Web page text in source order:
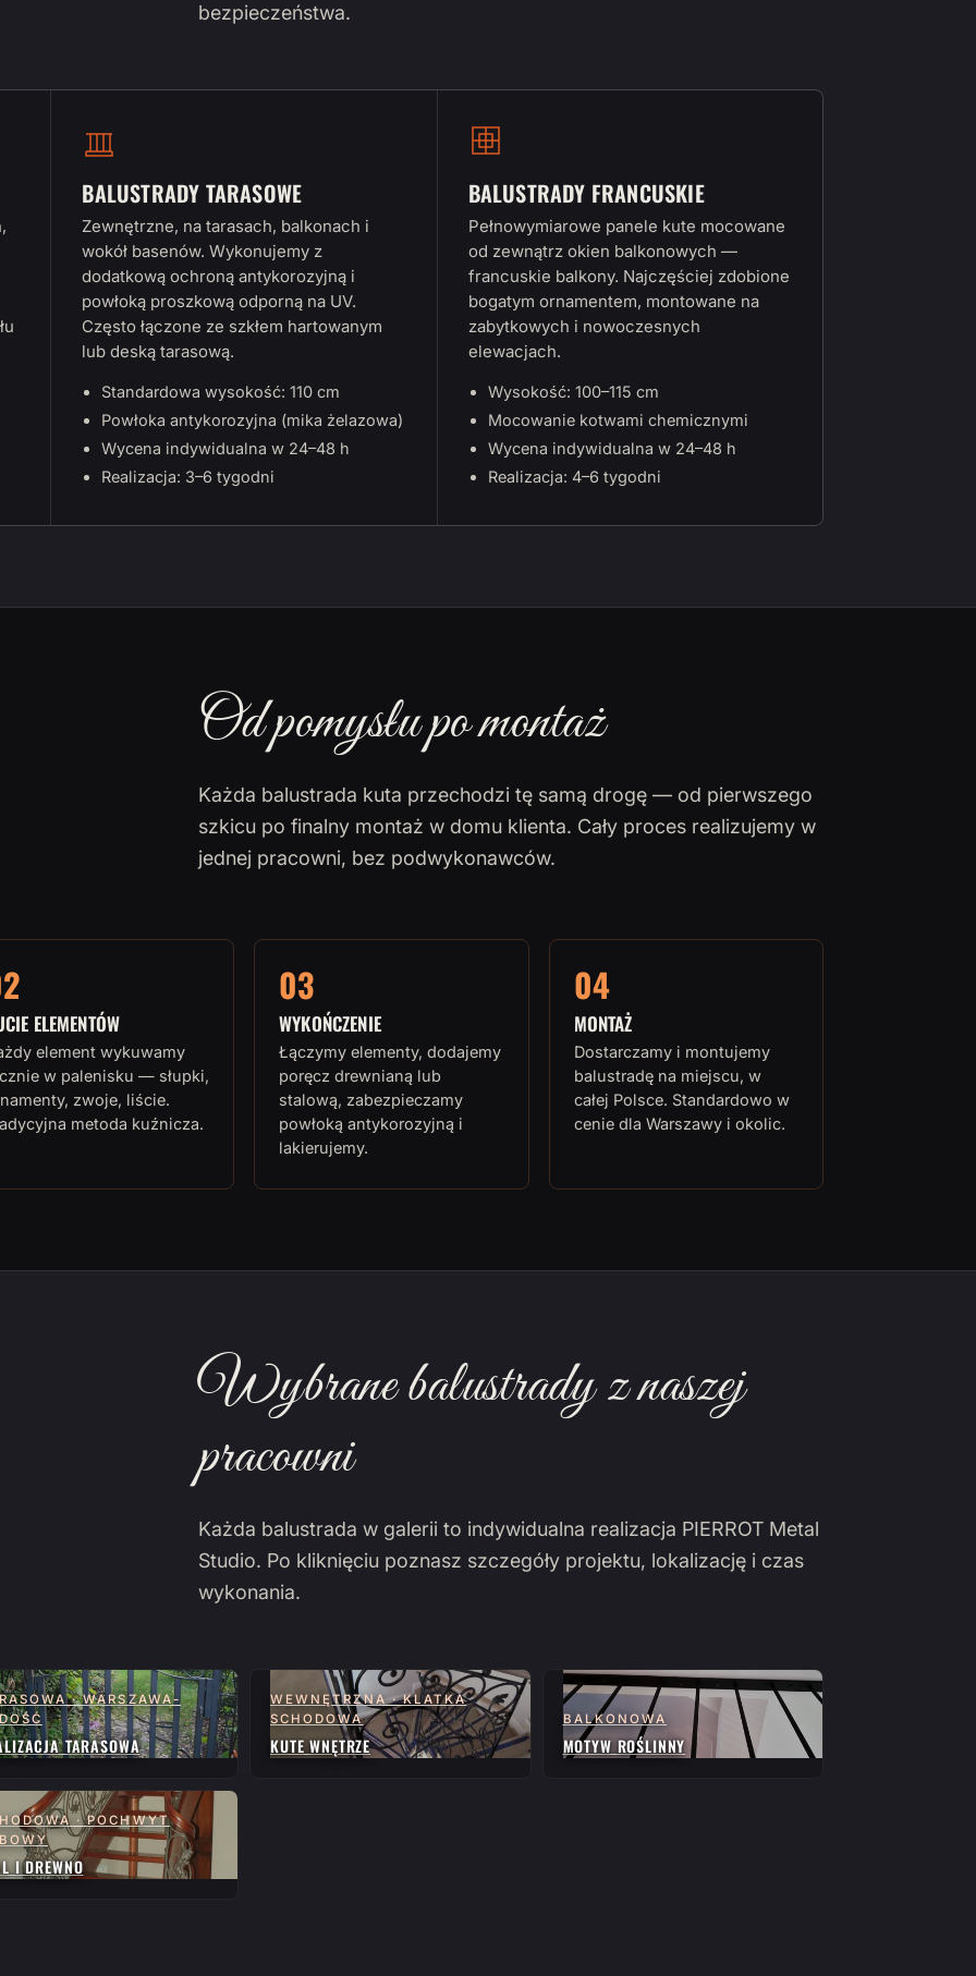
bezpieczeństwa.
BALUSTRADY TARASOWE
Zewnętrzne, na tarasach, balkonach i
wokół basenów. Wykonujemy z
dodatkową ochroną antykorozyjną i
powłoką proszkową odporną na UV.
Często łączone ze szkłem hartowanym
lub deską tarasową.
Standardowa wysokość: 110 cm
Powłoka antykorozyjna (mika żelazowa)
Wycena indywidualna w 24–48 h
Realizacja: 3–6 tygodni
BALUSTRADY FRANCUSKIE
Pełnowymiarowe panele kute mocowane
od zewnątrz okien balkonowych —
francuskie balkony. Najczęściej zdobione
bogatym ornamentem, montowane na
zabytkowych i nowoczesnych
elewacjach.
Wysokość: 100–115 cm
Mocowanie kotwami chemicznymi
Wycena indywidualna w 24–48 h
Realizacja: 4–6 tygodni
Od pomysłu po montaż
Każda balustrada kuta przechodzi tę samą drogę — od pierwszego
szkicu po finalny montaż w domu klienta. Cały proces realizujemy w
jednej pracowni, bez podwykonawców.
ELEMENTÓW
element wykuwamy
w palenisku — słupki,
zwoje, liście.
metoda kuźnicza.
03
WYKOŃCZENIE
Łączymy elementy, dodajemy
poręcz drewnianą lub
stalową, zabezpieczamy
powłoką antykorozyjną i
lakierujemy.
04
MONTAŻ
Dostarczamy i montujemy
balustradę na miejscu, w
całej Polsce. Standardowo w
cenie dla Warszawy i okolic.
Wybrane balustrady z naszej
pracowni
Każda balustrada w galerii to indywidualna realizacja PIERROT Metal
Studio. Po kliknięciu poznasz szczegóły projektu, lokalizację i czas
wykonania.
· WARSZAWA-
TARASOWA
WEWNĘTRZNA · KLATKA
SCHODOWA
KUTE WNĘTRZE
BALKONOWA
MOTYW ROŚLINNY
· POCHWYT
I DREWNO